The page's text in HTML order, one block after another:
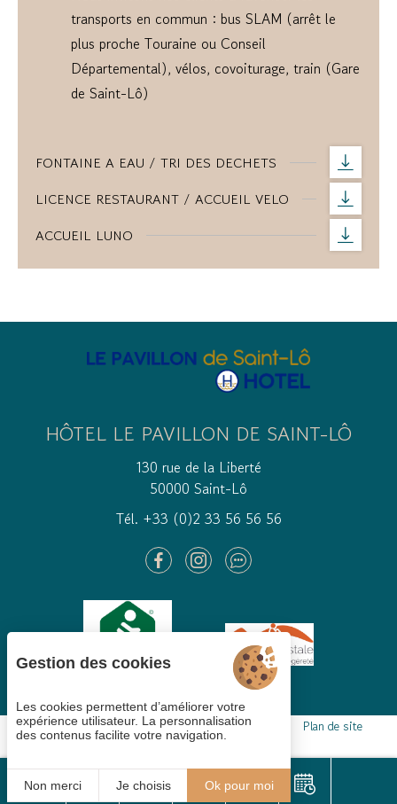
transports en commun : bus SLAM (arrêt le
plus proche Touraine ou Conseil
Départemental), vélos, covoiturage, train (Gare
de Saint-Lô)
FONTAINE A EAU / TRI DES DECHETS
LICENCE RESTAURANT / ACCUEIL VELO
ACCUEIL LUNO
HÔTEL LE PAVILLON DE SAINT-LÔ
130 rue de la Liberté
50000 Saint-Lô
Tél. +33 (0)2 33 56 56 56
Gestion des cookies Mentions légales
Plan de site
© 2021
Gestion des cookies
Les cookies permettent d’améliorer votre
expérience utilisateur. La personnalisation
des contenus facilite votre navigation.
Non merci Je choisis Ok pour moi